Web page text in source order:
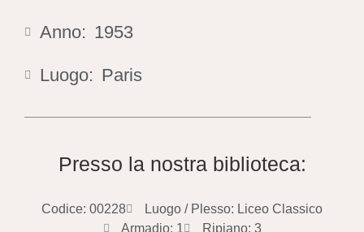
Anno: 1953
Luogo: Paris
Presso la nostra biblioteca:
Codice: 00228
Luogo / Plesso: Liceo Classico
Armadio: 1
Ripiano: 3